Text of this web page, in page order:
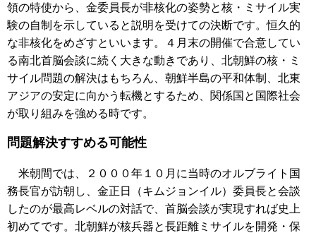
領の特使から、金委員長が非核化の姿勢と核・ミサイル実
験の自制を示していると説明を受けての決断です。恒久的
な非核化をめざすといいます。４月末の開催で合意してい
る南北首脳会談に続く大きな動きであり、北朝鮮の核・ミ
サイル問題の解決はもちろん、朝鮮半島の平和体制、北東
アジアの安定に向かう転機とするため、関係国と国際社会
が取り組みを強める時です。
問題解決すすめる可能性
米朝間では、２０００年１０月に当時のオルブライト国
務長官が訪朝し、金正日（キムジョンイル）委員長と会談
したのが最高レベルの対話で、首脳会談が実現すれば史上
初めてです。北朝鮮が核兵器と長距離ミサイルを開発・保